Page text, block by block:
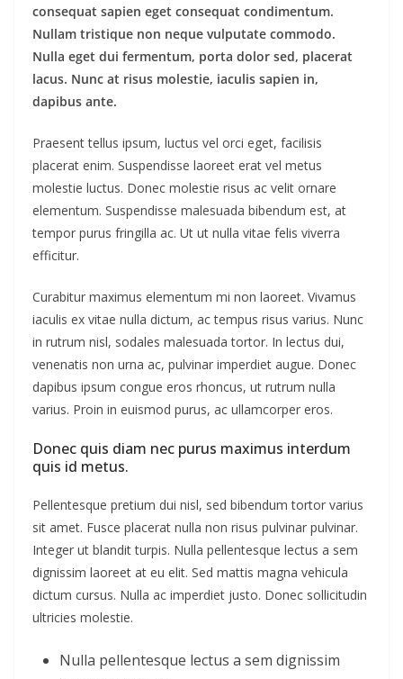
consequat sapien eget consequat condimentum.
Nullam tristique non neque vulputate commodo.
Nulla eget dui fermentum, porta dolor sed, placerat
lacus. Nunc at risus molestie, iaculis sapien in,
dapibus ante.
Praesent tellus ipsum, luctus vel orci eget, facilisis
placerat enim. Suspendisse laoreet erat vel metus
molestie luctus. Donec molestie risus ac velit ornare
elementum. Suspendisse malesuada bibendum est, at
tempor purus fringilla ac. Ut ut nulla vitae felis viverra
efficitur.
Curabitur maximus elementum mi non laoreet. Vivamus
iaculis ex vitae nulla dictum, ac tempus risus varius. Nunc
in rutrum nisl, sodales malesuada tortor. In lectus dui,
venenatis non urna ac, pulvinar imperdiet augue. Donec
dapibus ipsum congue eros rhoncus, ut rutrum nulla
varius. Proin in euismod purus, ac ullamcorper eros.
Donec quis diam nec purus maximus interdum
quis id metus.
Pellentesque pretium dui nisl, sed bibendum tortor varius
sit amet. Fusce placerat nulla non risus pulvinar pulvinar.
Integer ut blandit turpis. Nulla pellentesque lectus a sem
dignissim laoreet at eu elit. Sed mattis magna vehicula
dictum cursus. Nulla ac imperdiet justo. Donec sollicitudin
ultricies molestie.
Nulla pellentesque lectus a sem dignissim